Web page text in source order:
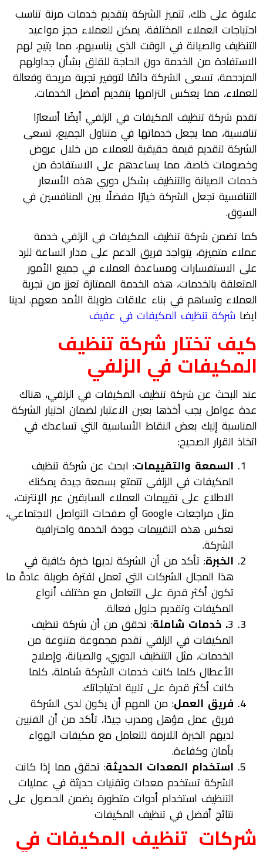
علاوة على ذلك، تتميز الشركة بتقديم خدمات مرنة تناسب
احتياجات العملاء المختلفة، يمكن للعملاء حجز مواعيد
التنظيف والصيانة في الوقت الذي يناسبهم، مما يتيح لهم
الاستفادة من الخدمة دون الحاجة للقلق بشأن جداولهم
المزدحمة، تسعى الشركة دائمًا لتوفير تجربة مريحة وفعالة
للعملاء، مما يعكس التزامها بتقديم أفضل الخدمات.
تقدم شركة تنظيف المكيفات في الزلفي أيضًا أسعارًا
تنافسية، مما يجعل خدماتها في متناول الجميع، تسعى
الشركة لتقديم قيمة حقيقية للعملاء من خلال عروض
وخصومات خاصة، مما يساعدهم على الاستفادة من
خدمات الصيانة والتنظيف بشكل دوري هذه الأسعار
التنافسية تجعل الشركة خيارًا مفضلًا بين المنافسين في
السوق.
كما تضمن شركة تنظيف المكيفات في الزلفي خدمة
عملاء متميزة، يتواجد فريق الدعم على مدار الساعة للرد
على الاستفسارات ومساعدة العملاء في جميع الأمور
المتعلقة بالخدمات، هذه الخدمة الممتازة تعزز من تجربة
العملاء وتساهم في بناء علاقات طويلة الأمد معهم. لدينا
ايضا شركة تنظيف المكيفات في عفيف
كيف تختارشركة تنظيف
المكيفات فيالزلفي
عند البحث عن شركة تنظيف المكيفات في الزلفي، هناك
عدة عوامل يجب أخذها بعين الاعتبار لضمان اختيار الشركة
المناسبة إليك بعض النقاط الأساسية التي تساعدك في
اتخاذ القرار الصحيح:
السمعة والتقييمات: ابحث عن شركة تنظيف
المكيفات في الزلفي تتمتع بسمعة جيدة يمكنك
الاطلاع على تقييمات العملاء السابقين عبر الإنترنت،
مثل مراجعات Google أو صفحات التواصل الاجتماعي،
تعكس هذه التقييمات جودة الخدمة واحترافية
الشركة.
الخبرة: تأكد من أن الشركة لديها خبرة كافية في
هذا المجال الشركات التي تعمل لفترة طويلة عادةً ما
تكون أكثر قدرة على التعامل مع مختلف أنواع
المكيفات وتقديم حلول فعالة.
3. خدمات شاملة: تحقق من أن شركة تنظيف
المكيفات في الزلفي تقدم مجموعة متنوعة من
الخدمات، مثل التنظيف الدوري، والصيانة، وإصلاح
الأعطال كلما كانت خدمات الشركة شاملة، كلما
كانت أكثر قدرة على تلبية احتياجاتك.
فريق العمل: من المهم أن يكون لدى الشركة
فريق عمل مؤهل ومدرب جيدًا، تأكد من أن الفنيين
لديهم الخبرة اللازمة للتعامل مع مكيفات الهواء
بأمان وكفاءة.
استخدام المعدات الحديثة: تحقق مما إذا كانت
الشركة تستخدم معدات وتقنيات حديثة في عمليات
التنظيف استخدام أدوات متطورة يضمن الحصول على
نتائج أفضل في تنظيف المكيفات
شركات تنظيف المكيفات في